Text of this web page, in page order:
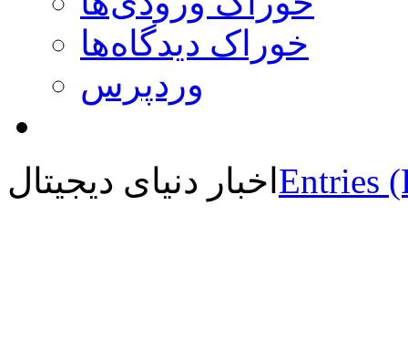
خوراک دیدگاه‌ها
وردپرس
اخبار دنیای دیجیتال Entries